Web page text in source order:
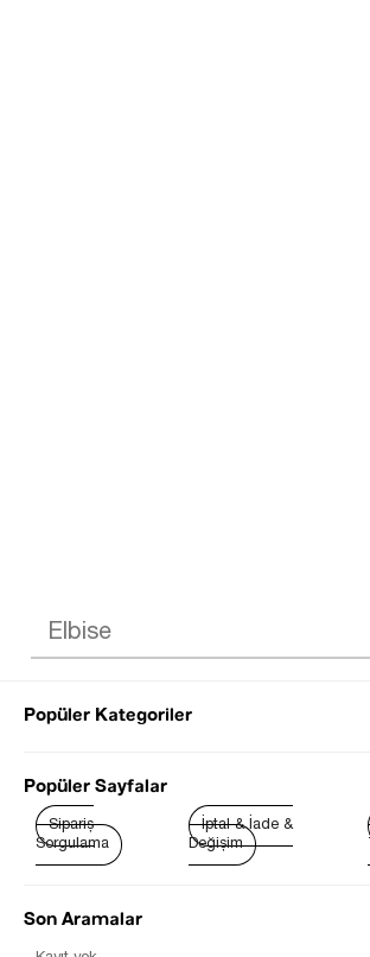
Çok
Popüler Kategoriler
Popüler Sayfalar
Sipariş
Sorgulama
İptal & İade &
Değişim
Son Aramalar